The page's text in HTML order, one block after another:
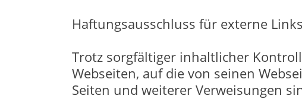
Haftungsausschluss für externe
Trotz sorgfältiger inhaltlicher
Webseiten, auf die von seinen
Seiten und weiterer Verweisungen